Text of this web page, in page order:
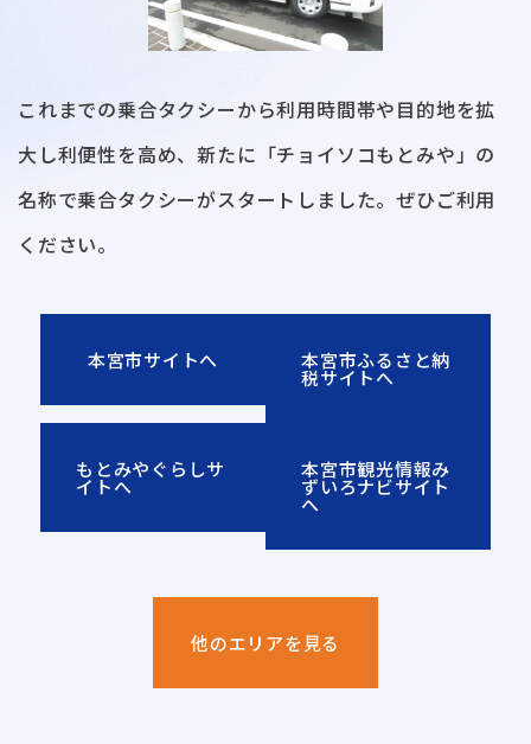
これまでの乗合タクシーから利用時間帯や目的地を拡
大し利便性を高め、新たに「チョイソコもとみや」の
名称で乗合タクシーがスタートしました。ぜひご利用
ください。
本宮市サイトへ 本宮市ふるさと納
税サイトへ
もとみやぐらしサ
イトへ
本宮市観光情報み
ずいろナビサイト
へ
他のエリアを見る